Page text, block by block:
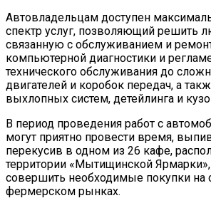
Автовладельцам доступен
спектр услуг, позволяющий решить
связанную с обслуживанием и
компьютерной диагностики и
технического обслуживания до
двигателей и коробок передач, а
выхлопных систем, детейлинга и
В период проведения работ с
могут приятно провести время,
перекусив в одном из 26 кафе,
территории «Мытищинской
совершить необходимые покупки на
фермерском рынках.